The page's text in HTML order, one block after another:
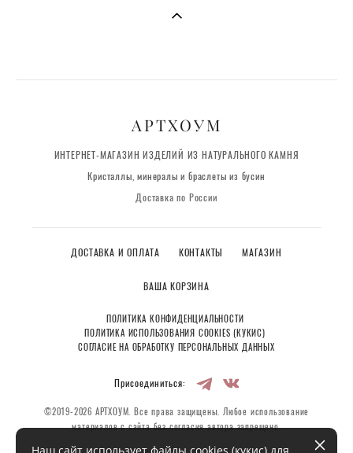
АРТХОУМ
ИНТЕРНЕТ-МАГАЗИН ИЗДЕЛИЙ ИЗ НАТУРАЛЬНОГО КАМНЯ
Кристаллы, минералы и браслеты из бусин
Доставка по России
ДОСТАВКА И ОПЛАТА КОНТАКТЫ МАГАЗИН
ВАША КОРЗИНА
ПОЛИТИКА КОНФИДЕНЦИАЛЬНОСТИ
ПОЛИТИКА ИСПОЛЬЗОВАНИЯ COOKIES (КУКИС)
СОГЛАСИЕ НА ОБРАБОТКУ ПЕРСОНАЛЬНЫХ ДАННЫХ
Присоединиться:
©2019-2026 АРТХОУМ. Все права защищены. Любое использование
материалов с сайта без согласия автора запрещено.